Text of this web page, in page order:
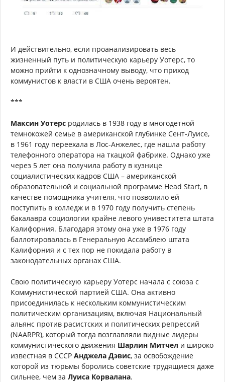
И действительно, если проанализировать весь
жизненный путь и политическую карьеру Уотерс, то
можно прийти к однозначному выводу, что приход
коммунистов к власти в США очень вероятен.
***
Максин Уотерс родилась в 1938 году в многодетной
темнокожей семье в американской глубинке Сент-Луисе,
в 1961 году переехала в Лос-Анжелес, где нашла работу
телефонного оператора на ткацкой фабрике. Однако уже
через 5 лет она получила работу в кузнице
социалистических кадров США – американской
образовательной и социальной программе Head Start, в
качестве помощника учителя, что позволило ей
поступить в колледж и в 1970 году получить степень
бакалавра социологии крайне левого унивеститета штата
Калифорния. Благодаря этому она уже в 1976 году
баллотировалась в Генеральную Ассамблею штата
Калифорния и с тех пор не покидала работу в
законодательных органах США.
Свою политическую карьеру Уотерс начала с союза с
Коммунистической партией США. Она активно
присоединилась к нескольким коммунистическим
политическим организациям, включая Национальный
альянс против расистских и политических репрессий
(NAARPR), который тогда возглавляли видные лидеры
коммунистического движения Шарлин Митчел и широко
известная в СССР Анджела Дэвис, за освобождение
которой из тюрьмы боролись советские трудящиеся даже
сильнее, чем за Луиса Корвалана.